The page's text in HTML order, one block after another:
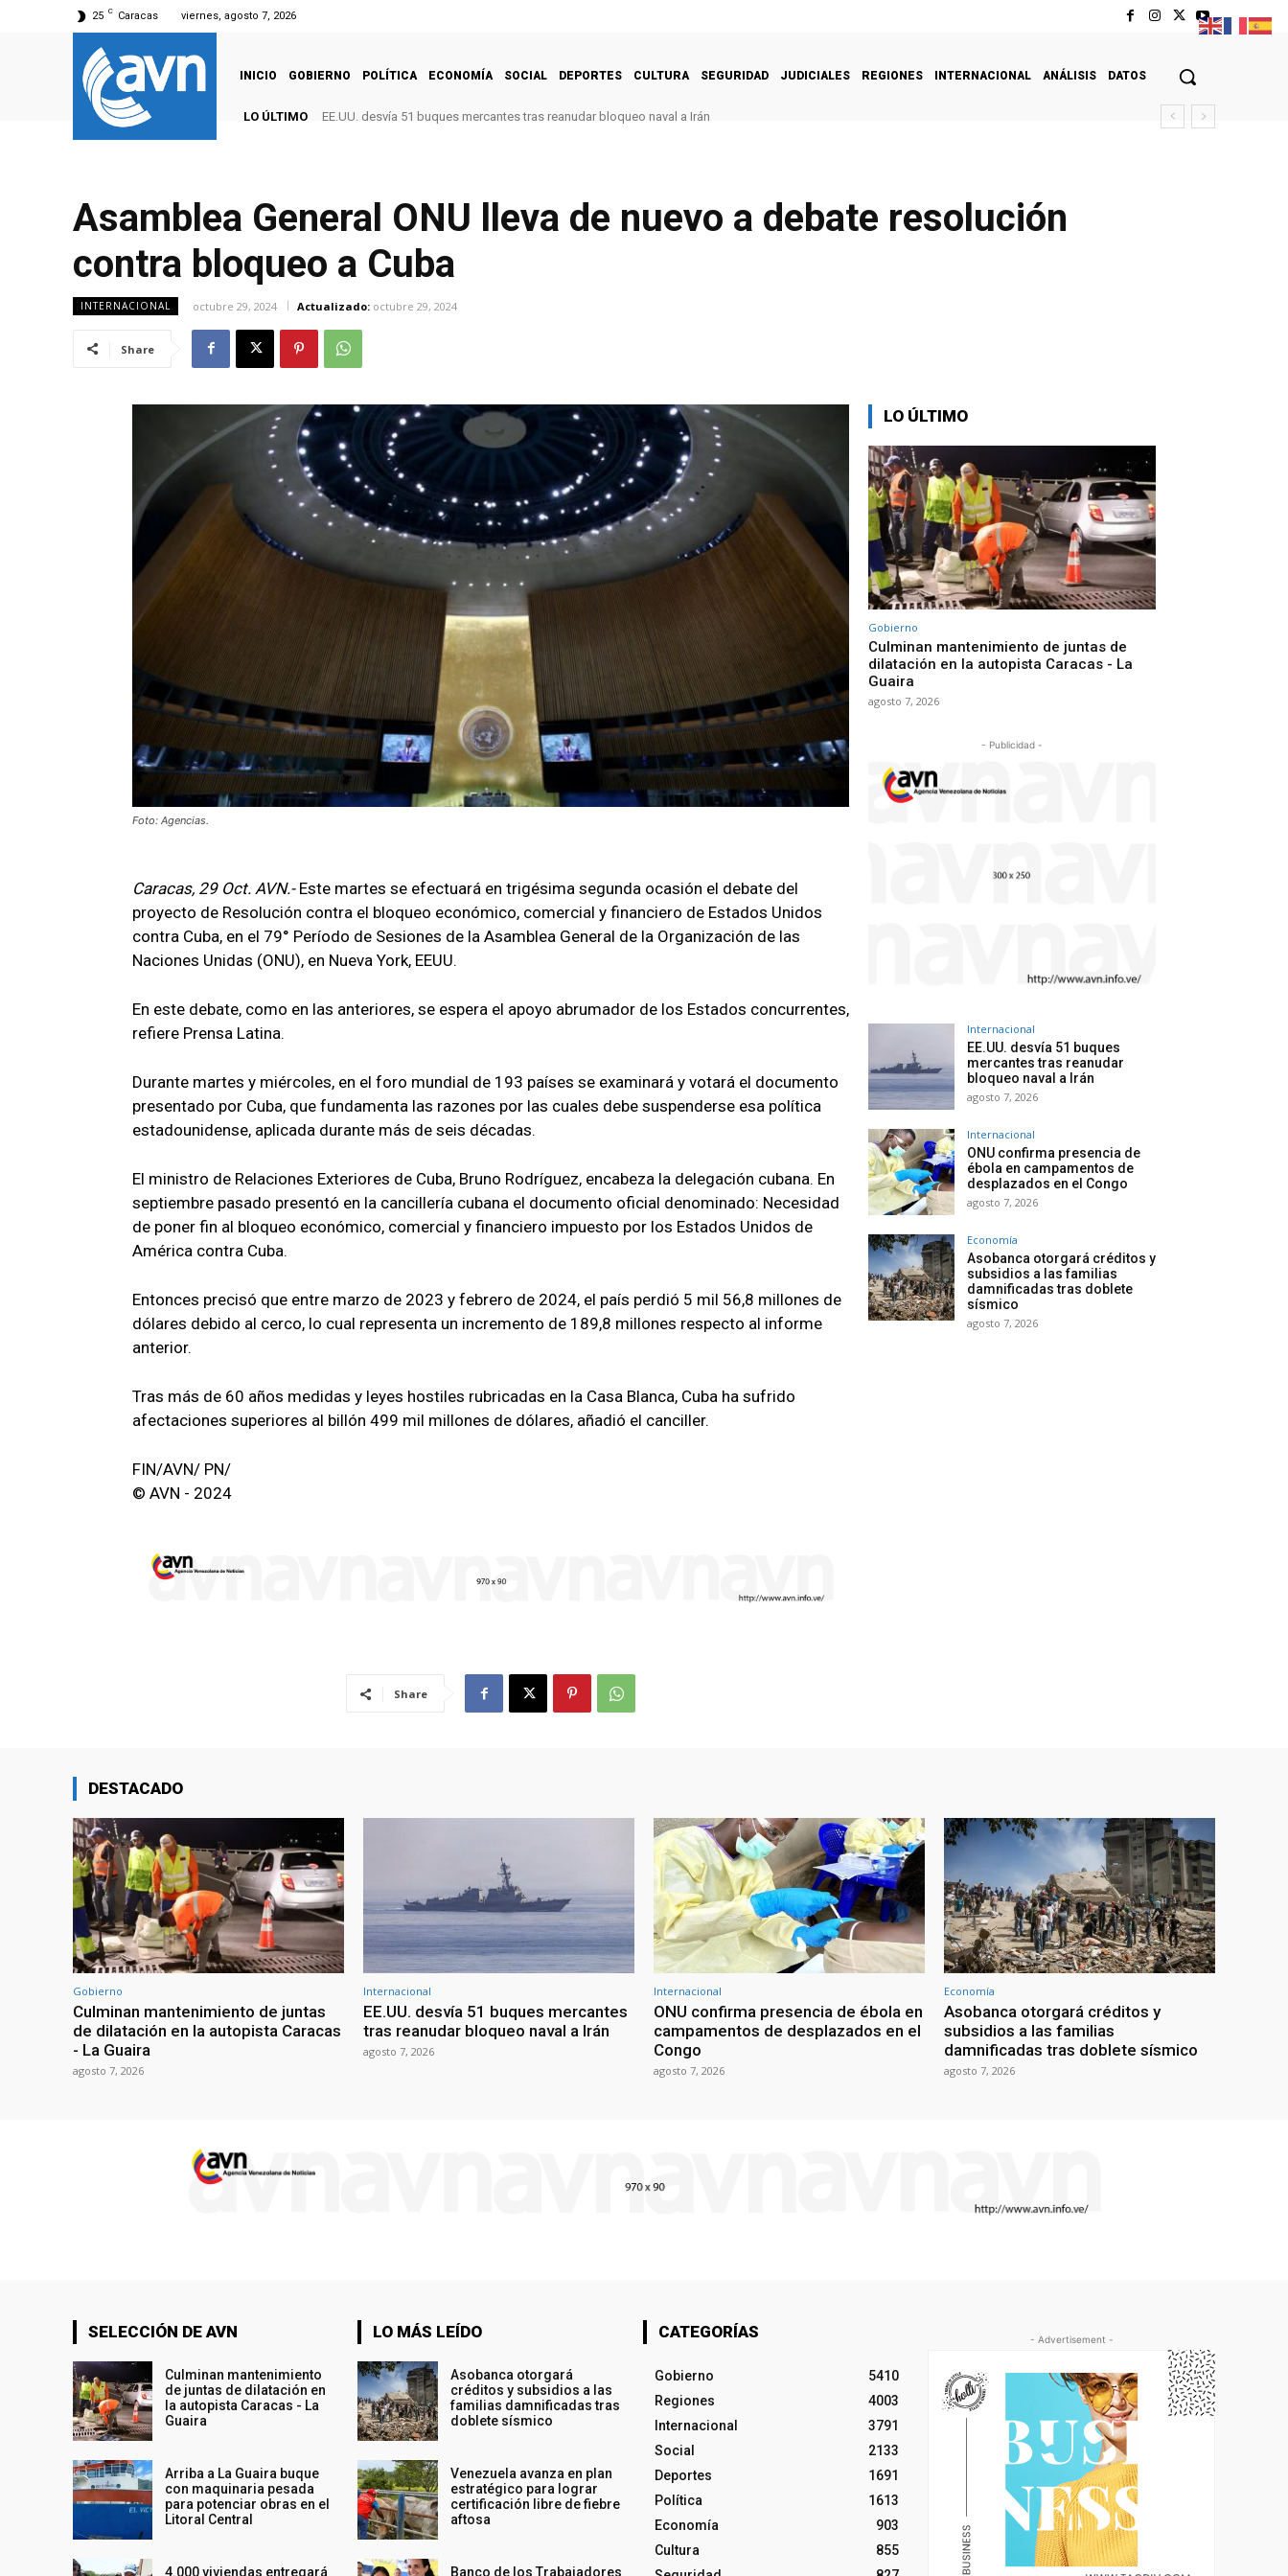
25 C Caracas viernes, agosto 7, 2026
INICIO GOBIERNO POLÍTICA ECONOMÍA SOCIAL DEPORTES CULTURA SEGURIDAD JUDICIALES REGIONES INTERNACIONAL ANÁLISIS DATOS
LO ÚLTIMO EE.UU. desvía 51 buques mercantes tras reanudar bloqueo naval a Irán
Asamblea General ONU lleva de nuevo a debate resolución
contra bloqueo a Cuba
INTERNACIONAL octubre 29, 2024 Actualizado: octubre 29, 2024
Share
Foto: Agencias.
Caracas, 29 Oct. AVN.- Este martes se efectuará en trigésima segunda ocasión el debate del
proyecto de Resolución contra el bloqueo económico, comercial y financiero de Estados Unidos
contra Cuba, en el 79° Período de Sesiones de la Asamblea General de la Organización de las
Naciones Unidas (ONU), en Nueva York, EEUU.
En este debate, como en las anteriores, se espera el apoyo abrumador de los Estados concurrentes,
refiere Prensa Latina.
Durante martes y miércoles, en el foro mundial de 193 países se examinará y votará el documento
presentado por Cuba, que fundamenta las razones por las cuales debe suspenderse esa política
estadounidense, aplicada durante más de seis décadas.
El ministro de Relaciones Exteriores de Cuba, Bruno Rodríguez, encabeza la delegación cubana. En
septiembre pasado presentó en la cancillería cubana el documento oficial denominado: Necesidad
de poner fin al bloqueo económico, comercial y financiero impuesto por los Estados Unidos de
América contra Cuba.
Entonces precisó que entre marzo de 2023 y febrero de 2024, el país perdió 5 mil 56,8 millones de
dólares debido al cerco, lo cual representa un incremento de 189,8 millones respecto al informe
anterior.
Tras más de 60 años medidas y leyes hostiles rubricadas en la Casa Blanca, Cuba ha sufrido
afectaciones superiores al billón 499 mil millones de dólares, añadió el canciller.
FIN/AVN/ PN/
© AVN - 2024
Share
LO ÚLTIMO
Gobierno
Culminan mantenimiento de juntas de
dilatación en la autopista Caracas - La
Guaira
agosto 7, 2026
- Publicidad -
Internacional
EE.UU. desvía 51 buques
mercantes tras reanudar
bloqueo naval a Irán
agosto 7, 2026
Internacional
ONU confirma presencia de
ébola en campamentos de
desplazados en el Congo
agosto 7, 2026
Economía
Asobanca otorgará créditos y
subsidios a las familias
damnificadas tras doblete
sísmico
agosto 7, 2026
DESTACADO
Gobierno
Culminan mantenimiento de juntas
de dilatación en la autopista Caracas
- La Guaira
agosto 7, 2026
Internacional
EE.UU. desvía 51 buques mercantes
tras reanudar bloqueo naval a Irán
agosto 7, 2026
Internacional
ONU confirma presencia de ébola en
campamentos de desplazados en el
Congo
agosto 7, 2026
Economía
Asobanca otorgará créditos y
subsidios a las familias
damnificadas tras doblete sísmico
agosto 7, 2026
SELECCIÓN DE AVN
Culminan mantenimiento
de juntas de dilatación en
la autopista Caracas - La
Guaira
Arriba a La Guaira buque
con maquinaria pesada
para potenciar obras en el
Litoral Central
4.000 viviendas entregará
LO MÁS LEÍDO
Asobanca otorgará
créditos y subsidios a las
familias damnificadas tras
doblete sísmico
Venezuela avanza en plan
estratégico para lograr
certificación libre de fiebre
aftosa
Banco de los Trabajadores
CATEGORÍAS
Gobierno
5410
Regiones
4003
Internacional
3791
Social
2133
Deportes
1691
Política
1613
Economía
903
Cultura
855
- Advertisement -